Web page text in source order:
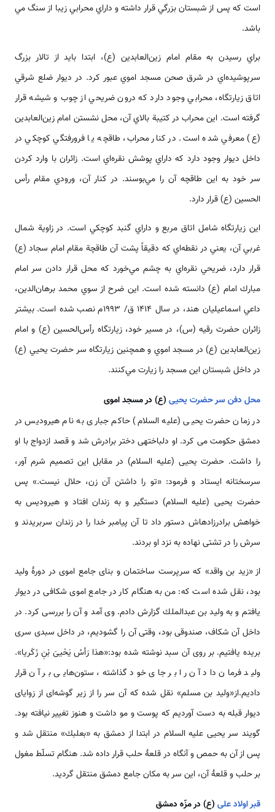
‌‌‌‌است كه پس از شبستان بزرگي قرار داشته و داراي محرابي زيبا از سنگ مي
باشد.
براي رسيدن به مقام امام زين‌العابدين (ع)، ابتدا بايد از تالار بزرگ
سرپوشيده‌اي در شرق صحن مسجد اموي عبور كرد. در ديوار ضلع شرقي
اتاق زيارتگاه، محرابي وجود دارد كه درون ضريحي از چوب و شيشه قرار
گرفته ‌‌‌‌است. اين محراب در كتيبة بالاي آن، محل نشستن امام زين‌العابدين
(ع) معرفي شده ‌‌‌‌است. در كنار محراب، طاقچه يا فرورفتگي كوچكي در
داخل ديوار وجود دارد كه داراي پوشش نقره‌اي ‌‌‌‌است. زائران با وارد كردن
سر خود به اين طاقچه آن را مي‌بوسند. در كنار آن، ورودي مقام رأس
الحسين (ع) قرار دارد.
اين زيارتگاه شامل اتاق مربع و داراي گنبد كوچكي ‌‌‌‌است. در زاوية شمال
غربي آن، يعني در نقطه‌اي كه دقيقاً پشت آن طاقچة مقام امام سجاد (ع)
قرار دارد، ضريحي نقره‌اي به چشم مي‌خورد كه محل قرار دادن سر امام
مبارك امام (ع) دانسته شده ‌‌‌‌است. اين ضرح از سوي محمد بر‌‌هان‌الدين،
داعي اسماعيليان هند، در سال 1414 ق/ 1993م نصب شده ‌‌‌‌است. بيشتر
زائران حضرت رقيه (س)، در مسير خود، زيارتگاه رأس‌الحسين (ع) و امام
زين‌العابدين (ع) در مسجد اموي و همچنين زيارتگاه سر حضرت يحيي (ع)
در داخل شبستان اين مسجد را زيارت مي‌كنند.
محل دفن سر حضرت یحیی(ع) در مسجد اموی
در زمان حضرت یحیی (علیه السلام) حاکم جباری به نام هیرودیس در
دمشق حکومت می کرد. او دلباخته­ی دختر برادرش شد و قصد ازدواج با او
را داشت. حضرت یحیی (علیه السلام) در مقابل این تصمیم شرم آور،
سرسختانه ایستاد و فرمود: «تو را داشتن آن زن، حلال نیست.» پس
حضرت یحیی (علیه السلام) دستگیر و به زندان افتاد و هیرودیس به
خواهش برادرزاده­اش دستور داد تا آن پیامبر خدا را در زندان سربریدند و
سرش را در تشتی ‌‌‌‌‌‌نهاده به نزد او بردند.
از «زيد بن واقد» كه سرپرست ساختمان و بناى جامع اموى در دورۀ وليد
بود، نقل شده ‌‌‌‌است كه: من به هنگام كار در جامع اموى شكافى در ديوار
يافتم و به وليد بن عبدالملك گزارش دادم. وى آمد و آن را بررسى كرد. در
داخل آن شكاف، صندوقى بود، وقتى آن را گشوديم، در داخل سبدى سرى
بريده يافتيم. بر روى آن سبد نوشته شده بود:«هذا رَأسُ يَحْيىَ بْنِ زَكَريا».
وليد فرمان داد آن را بر جاى خود گذاشته، ستون‌‌‌هايى بر آن قرار
داديم.از«وليد بن مسلم» نقل شده كه آن سر را از زير گوشه‌اى از زواياى
ديوار قبله به دست آورديم كه پوست و مو داشت و هنوز تغيير نيافته بود.
گويند سر يحيى عليه السلام در ابتدا از دمشق به «بعلبك» منتقل شد و
پس از آن به حمص و آنگاه در قلعۀ حلب قرار داده شد. هنگام تسلّط مغول
بر حلب و قلعۀ آن، اين سر به مكان جامع‌ دمشق منتقل گردید.
قبر اولاد علی(ع) در مزّه دمشق